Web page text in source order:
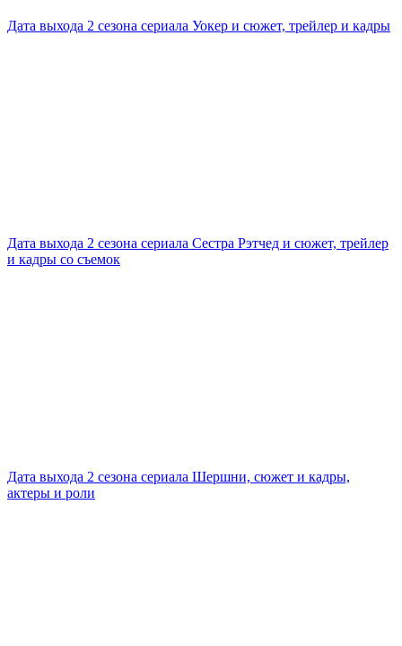
Дата выхода 2 сезона сериала Уокер и сюжет, трейлер и кадры
Дата выхода 2 сезона сериала Сестра Рэтчед и сюжет, трейлер
и кадры со съемок
Дата выхода 2 сезона сериала Шершни, сюжет и кадры,
актеры и роли